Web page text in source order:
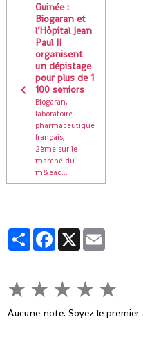
Guinée :
Biogaran et
l’Hôpital Jean
Paul II
organisent
un dépistage
pour plus de 1
100 seniors
Biogaran,
laboratoire
pharmaceutique
français,
2ème sur le
marché du
m&eac...
PartagerFacebook
X
★ ★ ★ ★ ★
Aucune note. Soyez le